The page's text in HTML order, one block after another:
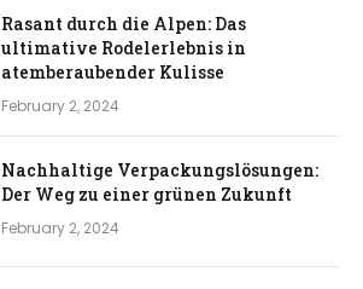
Rasant durch die Alpen: Das
ultimative Rodelerlebnis in
atemberaubender Kulisse
February 2, 2024
Nachhaltige Verpackungslösungen:
Der Weg zu einer grünen Zukunft
February 2, 2024